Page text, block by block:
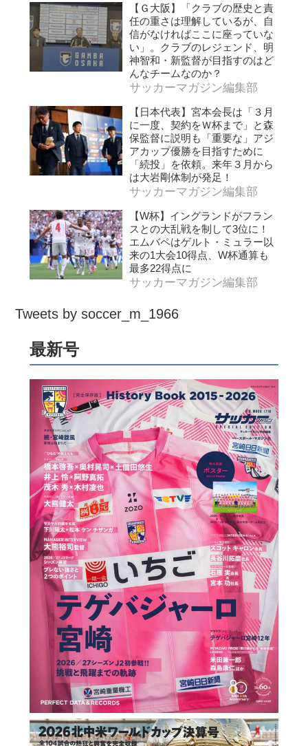
【Ｇ大阪】「クラブの歴史と責
任の重さは理解しているが、自
信がなければここに座っていな
い」。クラブのレジェンド、明
神智和・新監督が目指すのはど
んなチームなのか？
サッカーマガジン編集部
【日本代表】宮本会長は「３月
に一度、契約をＷ杯まで」と森
保監督に説明も「重要な」アジ
アカップ優勝を目指すために
「続投」を依頼。来年３月から
は大岩剛体制が発足！
サッカーマガジン編集部
【W杯】イングランドがフラン
スとの大乱戦を制して3位に！
エムバペはゲルト・ミュラー以
来の1大会10得点、W杯通算も
最多22得点に
サッカーマガジン編集部
Tweets by soccer_m_1966
最新号